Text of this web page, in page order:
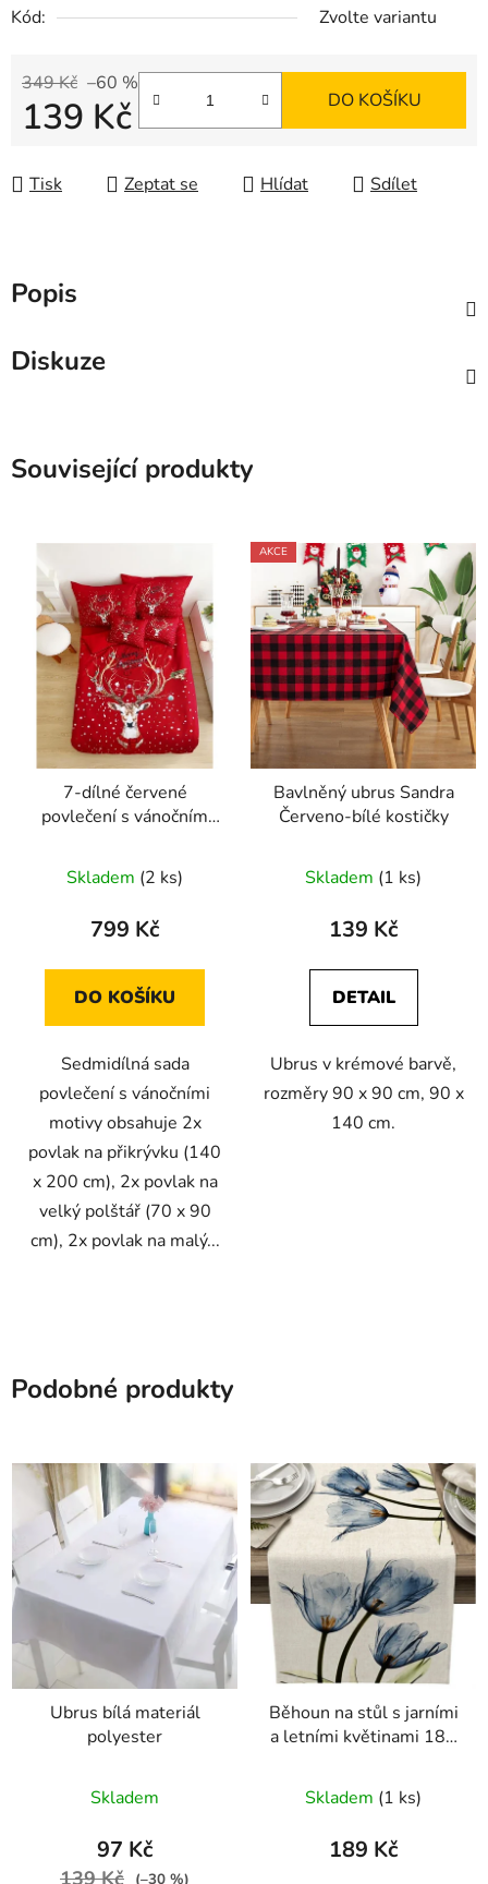
Kód:
Zvolte variantu
349 Kč –60 %
139 Kč DO KOŠÍKU
Tisk Zeptat se Hlídat Sdílet
Popis
Diskuze
Související produkty
7-dílné červené
povlečení s vánočním
Skladem (2 ks)
799 Kč
DO KOŠÍKU
Sedmidílná sada
povlečení s vánočními
motivy obsahuje 2x
povlak na přikrývku (140
x 200 cm), 2x povlak na
velký polštář (70 x 90
cm), 2x povlak na malý...
AKCE
Bavlněný ubrus Sandra
Červeno-bílé kostičky
Skladem (1 ks)
139 Kč
DETAIL
Ubrus v krémové barvě,
rozměry 90 x 90 cm, 90 x
140 cm.
Podobné produkty
Ubrus bílá materiál
polyester
Skladem
97 Kč
139 Kč (–30 %)
Běhoun na stůl s jarními
a letními květinami 183
Skladem (1 ks)
189 Kč